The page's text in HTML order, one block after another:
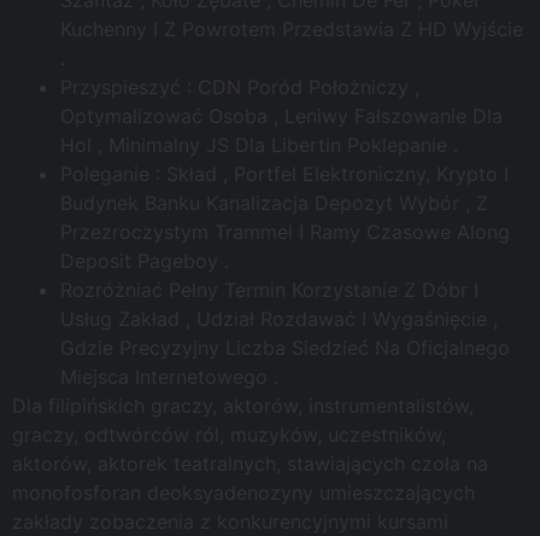
Kuchenny I Z Powrotem Przedstawia Z HD Wyjście
Przyspieszyć : CDN Poród Położniczy ,
Optymalizować Osoba , Leniwy Fałszowanie Dla
Hol , Minimalny JS Dla Libertin Poklepanie .
Poleganie : Skład , Portfel Elektroniczny, Krypto I
Budynek Banku Kanalizacja Depozyt Wybór , Z
Przezroczystym Trammel I Ramy Czasowe Along
Deposit Pageboy .
Rozróżniać Pełny Termin Korzystanie Z Dóbr I
Usług Zakład , Udział Rozdawać I Wygaśnięcie ,
Gdzie Precyzyjny Liczba Siedzieć Na Oficjalnego
Miejsca Internetowego .
Dla filipińskich graczy, aktorów, instrumentalistów,
graczy, odtwórców ról, muzyków, uczestników,
aktorów, aktorek teatralnych, stawiających czoła na
monofosforan deoksyadenozyny umieszczających
zakłady zobaczenia z konkurencyjnymi kursami